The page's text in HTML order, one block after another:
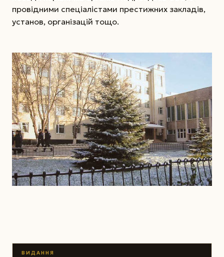
провідними спеціалістами престижних закладів,
установ, організацій тощо.
ВИДАННЯ